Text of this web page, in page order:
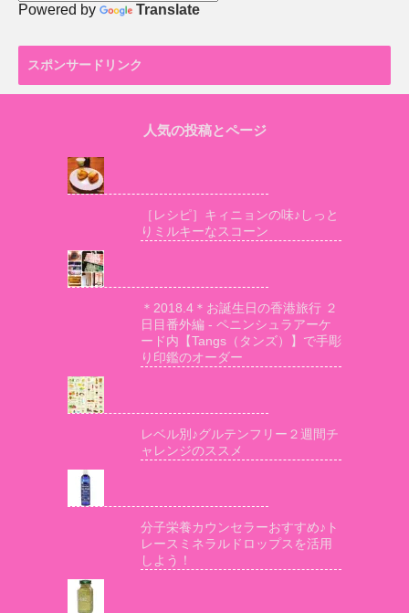
Powered by Translate
スポンサードリンク
人気の投稿とページ
［レシピ］キィニョンの味♪しっと
りミルキーなスコーン
＊2018.4＊お誕生日の香港旅行 ２
日目番外編 - ペニンシュラアーケ
ード内【Tangs（タンズ）】で手彫
り印鑑のオーダー
レベル別♪グルテンフリー２週間チ
ャレンジのススメ
分子栄養カウンセラーおすすめ♪ト
レースミネラルドロップスを活用
しよう！